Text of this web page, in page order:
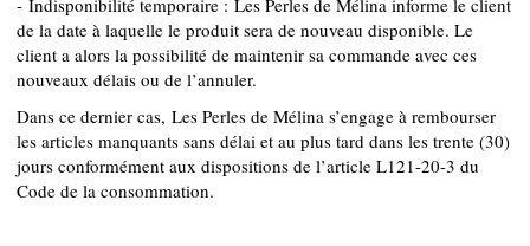
- Indisponibilité temporaire : Les Perles de Mélina informe le client
de la date à laquelle le produit sera de nouveau disponible. Le
client a alors la possibilité de maintenir sa commande avec ces
nouveaux délais ou de l’annuler.
Dans ce dernier cas, Les Perles de Mélina s’engage à rembourser
les articles manquants sans délai et au plus tard dans les trente (30)
jours conformément aux dispositions de l’article L121-20-3 du
Code de la consommation.